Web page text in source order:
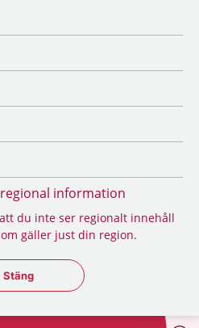
information
du inte ser regionalt innehåll
gäller just din region.
Stäng regionsväljaren
Stäng